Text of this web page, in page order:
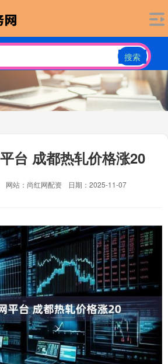
搜索
台 成都热轧价格涨20
网站：尚红网配资
日期：2025-11-07